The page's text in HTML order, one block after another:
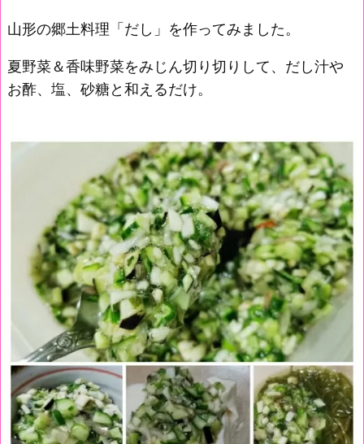
山形の郷土料理「だし」を作ってみました。
夏野菜＆香味野菜をみじん切り切りして、だし汁や
お酢、塩、砂糖と和えるだけ。